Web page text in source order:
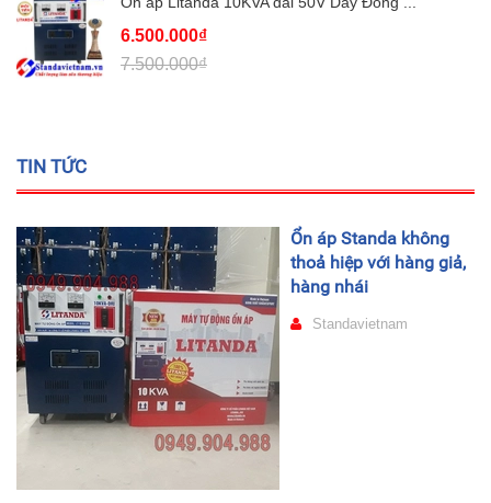
6.500.000₫
7.500.000₫
TIN TỨC
Ổn áp Standa không
thoả hiệp với hàng giả,
hàng nhái
Standavietnam